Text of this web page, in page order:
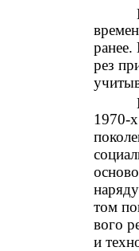
ранее.
рез
1970-
том
вого
и